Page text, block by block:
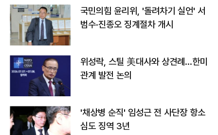
국민의힘 윤리위, '돌려차기 실언' 서
범수·진종오 징계절차 개시
위성락, 스틸 美대사와 상견례…한미
관계 발전 논의
'채상병 순직' 임성근 전 사단장 항소
심도 징역 3년